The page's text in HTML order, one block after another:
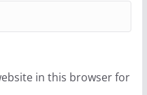
in this browser for